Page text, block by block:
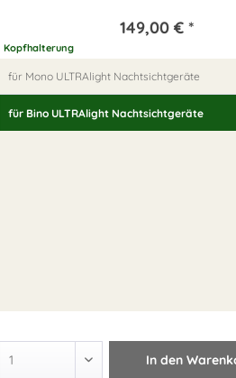
149,00 € *
Kopfhalterung
für Mono ULTRAlight Nachtsichtgeräte
für Bino ULTRAlight Nachtsichtgeräte
In den